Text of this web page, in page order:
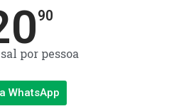
90
por pessoa
WhatsApp